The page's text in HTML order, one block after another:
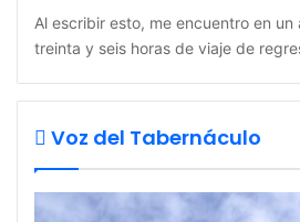
Al escribir esto, me encuentro en
treinta y seis horas de viaje de
Voz del Tabernáculo